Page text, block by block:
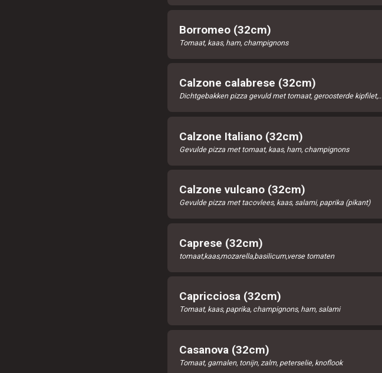
Borromeo (32cm)
Tomaat, kaas, ham, champignons
Calzone calabrese (32cm)
Dichtgebakken pizza gevuld met tomaat, geroosterde kipfilet,..
Calzone Italiano (32cm)
Gevulde pizza met tomaat, kaas, ham, champignons
Calzone vulcano (32cm)
Gevulde pizza met tacovlees, kaas, salami, paprika (pikant)
Caprese (32cm)
tomaat,kaas,mozarella,basilicum,verse tomaten
Capricciosa (32cm)
Tomaat, kaas, paprika, champignons, ham, salami
Casanova (32cm)
Tomaat, garnalen, tonijn, zalm, peterselie, knoflook